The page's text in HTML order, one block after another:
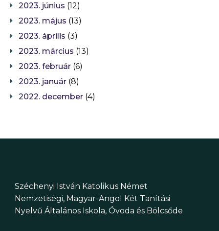
2023. június (12)
2023. május (13)
2023. április (3)
2023. március (13)
2023. február (6)
2023. január (8)
2022. december (4)
Széchenyi István Katolikus Német
Nemzetiségi, Magyar-Angol Két Tanítási
Nyelvű Általános Iskola, Óvoda és Bölcsőde